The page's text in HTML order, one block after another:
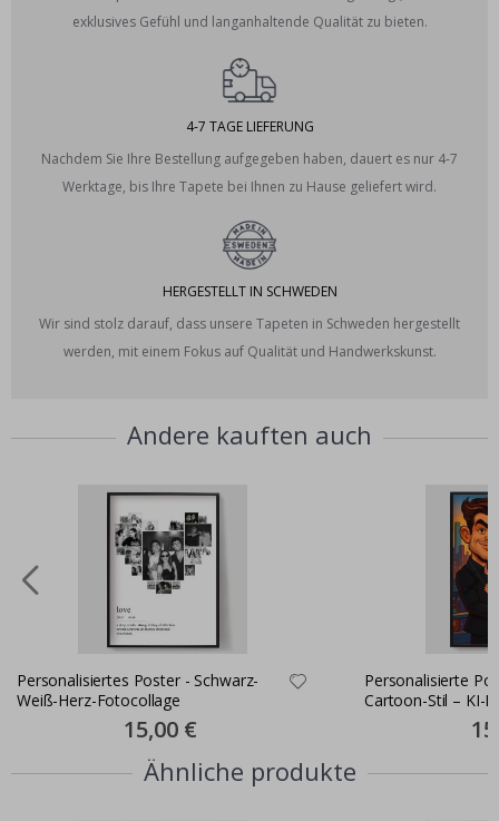
exklusives Gefühl und langanhaltende Qualität zu bieten.
4-7 TAGE LIEFERUNG
Nachdem Sie Ihre Bestellung aufgegeben haben, dauert es nur 4-7
Werktage, bis Ihre Tapete bei Ihnen zu Hause geliefert wird.
HERGESTELLT IN SCHWEDEN
Wir sind stolz darauf, dass unsere Tapeten in Schweden hergestellt
werden, mit einem Fokus auf Qualität und Handwerkskunst.
Andere kauften auch
Personalisiertes Poster - Schwarz-
Weiß-Herz-Fotocollage
Special
Price
15,00 €
Personalisierte
Cartoon-Stil – KI-
Ähnliche produkte